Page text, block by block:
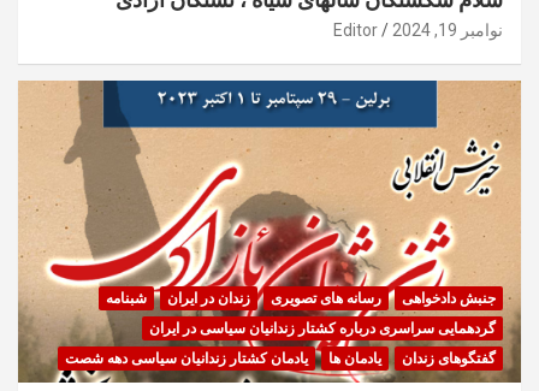
نوامبر 19, 2024 Editor
جنبش دادخواهی رسانه های تصویری زندان در ایران
شبنامه
گردهمایی سراسری درباره کشتار زندانیان سیاسی در ایران
گفتگوهای زندان
یادمان ها یادمان کشتار زندانیان سیاسی دهه شصت